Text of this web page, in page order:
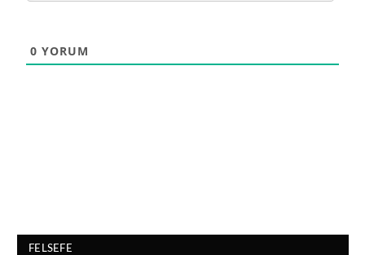
0 YORUM
FELSEFE